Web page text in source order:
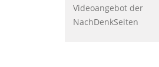
Videoangebot der
NachDenkSeiten